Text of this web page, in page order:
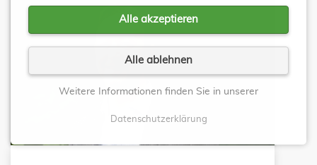
Alle akzeptieren
Alle ablehnen
Weitere Informationen finden Sie in unserer
Datenschutzerklärung